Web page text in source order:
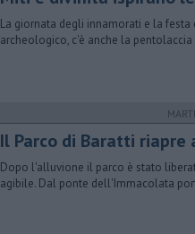
La giornata degli innamorati e la festa
archeologico, c'è anche la
Il Parco di Baratti riapre
Dopo l'alluvione il parco è stato
agibile. Dal ponte dell'Immacolata